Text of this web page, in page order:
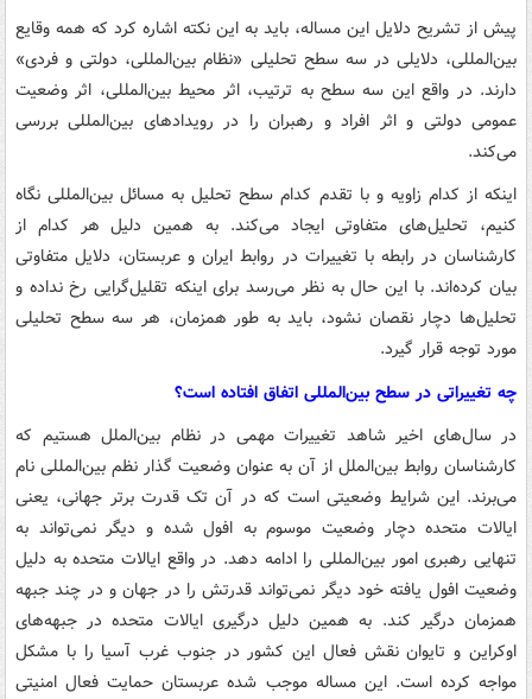
پیش از تشریح دلایل این مساله، باید به این نکته اشاره کرد که همه وقایع
بین‌المللی، دلایلی در سه سطح تحلیلی «نظام بین‌المللی، دولتی و فردی»
دارند. در واقع این سه سطح به ترتیب، اثر محیط بین‌المللی، اثر وضعیت
عمومی دولتی و اثر افراد و رهبران را در رویدادهای بین‌المللی بررسی
می‌کند.
اینکه از کدام زاویه و با تقدم کدام سطح تحلیل به مسائل بین‌المللی نگاه
کنیم، تحلیل‌های متفاوتی ایجاد می‌کند. به همین دلیل هر کدام از
کارشناسان در رابطه با تغییرات در روابط ایران و عربستان، دلایل متفاوتی
بیان کرده‌اند. با این حال به نظر می‌رسد برای اینکه تقلیل‌گرایی رخ نداده و
تحلیل‌ها دچار نقصان نشود، باید به طور همزمان، هر سه سطح تحلیلی
مورد توجه قرار گیرد.
چه تغییراتی در سطح بین‌المللی اتفاق افتاده است؟
در سال‌های اخیر شاهد تغییرات مهمی در نظام بین‌الملل هستیم که
کارشناسان روابط بین‌الملل از آن به عنوان وضعیت گذار نظم بین‌المللی نام
می‌برند. این شرایط وضعیتی است که در آن تک قدرت برتر جهانی، یعنی
ایالات متحده دچار وضعیت موسوم به افول شده و دیگر نمی‌تواند به
تنهایی رهبری امور بین‌المللی را ادامه دهد. در واقع ایالات متحده به دلیل
وضعیت افول یافته خود دیگر نمی‌تواند قدرتش را در جهان و در چند جبهه
همزمان درگیر کند. به همین دلیل درگیری ایالات متحده در جبهه‌های
اوکراین و تایوان نقش فعال این کشور در جنوب غرب آسیا را با مشکل
مواجه کرده است. این مساله موجب شده عربستان حمایت فعال امنیتی